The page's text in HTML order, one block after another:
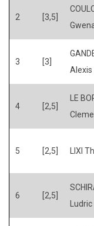
2 [3,5]
3 [3]
Alexis
4 [2,5]
LE
5 [2,5] LIXI
6 [2,5]
Ludric